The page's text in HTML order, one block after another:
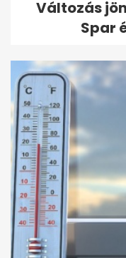
Változás
Spar